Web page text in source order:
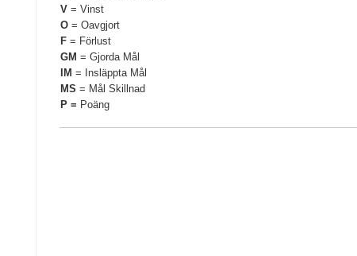
V= Vinst
O= Oavgjort
F= Förlust
GM = Gjorda Mål
IM = Insläppta Mål
MS = Mål Skillnad
P = Poäng